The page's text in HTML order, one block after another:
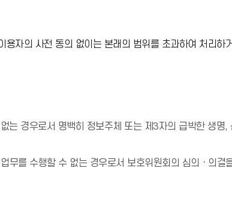
자의 사전 동의 없이는 본래의 범위를 초과하여 처리하
경우로서 명백히 정보주체 또는 제3자의 급박한 생명,
무를 수행할 수 없는 경우로서 보호위원회의 심의ㆍ의결